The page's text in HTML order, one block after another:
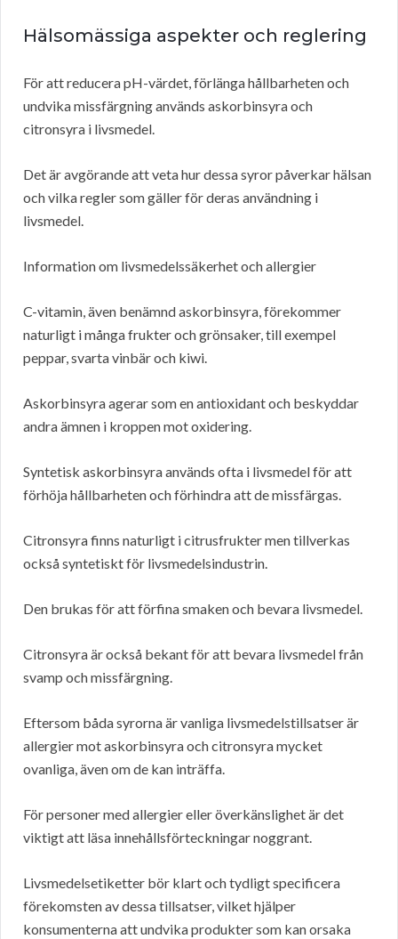
Hälsomässiga aspekter och reglering
För att reducera pH-värdet, förlänga hållbarheten och
undvika missfärgning används askorbinsyra och
citronsyra i livsmedel.
Det är avgörande att veta hur dessa syror påverkar hälsan
och vilka regler som gäller för deras användning i
livsmedel.
Information om livsmedelssäkerhet och allergier
C-vitamin, även benämnd askorbinsyra, förekommer
naturligt i många frukter och grönsaker, till exempel
peppar, svarta vinbär och kiwi.
Askorbinsyra agerar som en antioxidant och beskyddar
andra ämnen i kroppen mot oxidering.
Syntetisk askorbinsyra används ofta i livsmedel för att
förhöja hållbarheten och förhindra att de missfärgas.
Citronsyra finns naturligt i citrusfrukter men tillverkas
också syntetiskt för livsmedelsindustrin.
Den brukas för att förfina smaken och bevara livsmedel.
Citronsyra är också bekant för att bevara livsmedel från
svamp och missfärgning.
Eftersom båda syrorna är vanliga livsmedelstillsatser är
allergier mot askorbinsyra och citronsyra mycket
ovanliga, även om de kan inträffa.
För personer med allergier eller överkänslighet är det
viktigt att läsa innehållsförteckningar noggrant.
Livsmedelsetiketter bör klart och tydligt specificera
förekomsten av dessa tillsatser, vilket hjälper
konsumenterna att undvika produkter som kan orsaka